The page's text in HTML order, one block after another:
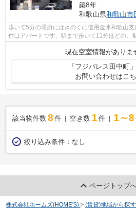
築8年
和歌山県和歌山市
歩いて5分の場所にはきのくに信用金庫和歌山
件はアパートです。駅まで歩いて11分ほどの、
ち着きのある空間が広がっている、平成...
現在空室情報がありま
「フジパレス田中町
お問い合わせはこ
該当物件数 8件 空き数 1 件 1～8
絞り込み条件： なし
ページトップ
株式会社ホームズ(HOME'S) > (賃貸)地域から探す